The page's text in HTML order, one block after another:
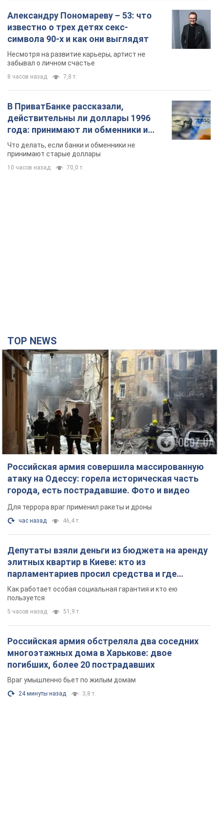
Александру Пономареву – 53: что
известно о трех детях секс-
символа 90-х и как они выглядят
Несмотря на развитие карьеры, артист не
забывал о личном счастье
8 часов назад 7,8 т.
В ПриватБанке рассказали,
действительны ли доллары 1996
года: принимают ли обменники и
банки такие купюры
Что делать, если банки и обменники не
принимают старые доллары
10 часов назад 70,0 т.
TOP NEWS
Российская армия совершила массированную
атаку на Одессу: горела историческая часть
города, есть пострадавшие. Фото и видео
Для террора враг применил ракеты и дроны
час назад 46,4 т.
Депутаты взяли деньги из бюджета на аренду
элитных квартир в Киеве: кто из
парламентариев просил средства и где
поселился
Как работает особая социальная гарантия и кто ею
пользуется
5 часов назад 51,9 т.
Российская армия обстреляла два соседних
многоэтажных дома в Харькове: двое
погибших, более 20 пострадавших
Враг умышленно бьет по жилым домам
24 минуты назад 3,8 т.